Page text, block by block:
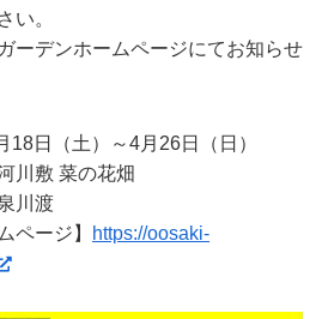
い。
ーデンホームページにてお知らせ
18日（土）～4月26日（日）
川敷 菜の花畑
川渡
ページ】
https://oosaki-